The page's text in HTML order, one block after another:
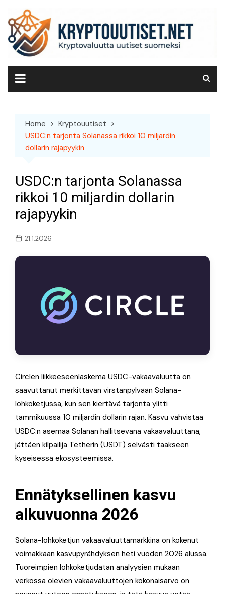
content
Home
Kryptouutiset
USDC:n tarjonta Solanassa rikkoi 10 miljardin
dollarin rajapyykin
USDC:n tarjonta Solanassa
rikkoi 10 miljardin dollarin
rajapyykin
21.1.2026
Circlen liikkeeseenlaskema USDC-vakaavaluutta on
saavuttanut merkittävän virstanpylvään Solana-
lohkoketjussa, kun sen kiertävä tarjonta ylitti
tammikuussa 10 miljardin dollarin rajan. Kasvu vahvistaa
USDC:n asemaa Solanan hallitsevana vakaavaluuttana,
jättäen kilpailija Tetherin (USDT) selvästi taakseen
kyseisessä ekosysteemissä.
Ennätyksellinen kasvu
alkuvuonna 2026
Solana-lohkoketjun vakaavaluuttamarkkina on kokenut
voimakkaan kasvupyrähdyksen heti vuoden 2026 alussa.
Tuoreimpien lohkoketjudatan analyysien mukaan
verkossa olevien vakaavaluuttojen kokonaisarvo on